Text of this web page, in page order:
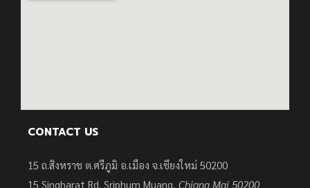
CONTACT US
15 ถ.สิงหราช ต.ศรีภูมิ อ.เมือง จ.เชียงใหม่ 50200
15 Singharat Rd. Sriphum Muang, Chiang Mai 50200